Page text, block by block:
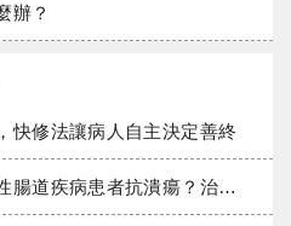
辦？
快修法讓病人自主決定善終
抗潰瘍？治療進展與健保給付困境一次看